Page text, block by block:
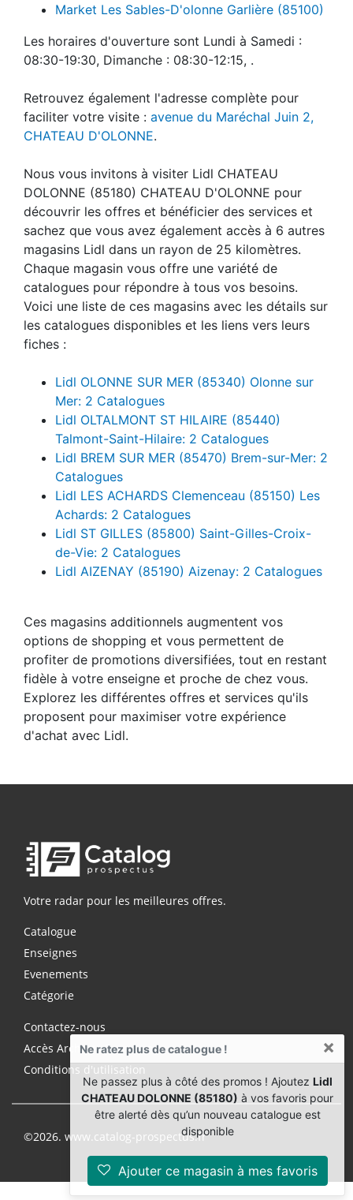
Ne ratez plus de catalogue ! ×
Ne passez plus à côté des promos ! Ajoutez Lidl
CHATEAU DOLONNE (85180) à vos favoris pour
être alerté dès qu’un nouveau catalogue est
disponible
Ajouter ce magasin à mes favoris
Market Les Sables-D'olonne Garlière (85100)
Les horaires d'ouverture sont Lundi à Samedi :
08:30-19:30, Dimanche : 08:30-12:15, .
Retrouvez également l'adresse complète pour
faciliter votre visite : avenue du Maréchal Juin 2,
CHATEAU D'OLONNE.
Nous vous invitons à visiter Lidl CHATEAU
DOLONNE (85180) CHATEAU D'OLONNE pour
découvrir les offres et bénéficier des services et
sachez que vous avez également accès à 6 autres
magasins Lidl dans un rayon de 25 kilomètres.
Chaque magasin vous offre une variété de
catalogues pour répondre à tous vos besoins.
Voici une liste de ces magasins avec les détails sur
les catalogues disponibles et les liens vers leurs
fiches :
Lidl OLONNE SUR MER (85340) Olonne sur
Mer: 2 Catalogues
Lidl OLTALMONT ST HILAIRE (85440)
Talmont-Saint-Hilaire: 2 Catalogues
Lidl BREM SUR MER (85470) Brem-sur-Mer: 2
Catalogues
Lidl LES ACHARDS Clemenceau (85150) Les
Achards: 2 Catalogues
Lidl ST GILLES (85800) Saint-Gilles-Croix-
de-Vie: 2 Catalogues
Lidl AIZENAY (85190) Aizenay: 2 Catalogues
Ces magasins additionnels augmentent vos
options de shopping et vous permettent de
profiter de promotions diversifiées, tout en restant
fidèle à votre enseigne et proche de chez vous.
Explorez les différentes offres et services qu'ils
proposent pour maximiser votre expérience
d'achat avec Lidl.
Votre radar pour les meilleures offres.
Catalogue
Enseignes
Evenements
Catégorie
Contactez-nous
Accès Archives Premium
Conditions d'utilisation
©2026. www.catalog-prospectus.fr